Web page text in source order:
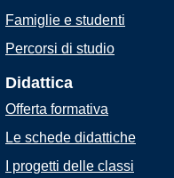
Famiglie e studenti
Percorsi di studio
Didattica
Offerta formativa
Le schede didattiche
I progetti delle classi